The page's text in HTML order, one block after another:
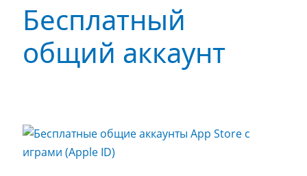
Бесплатный
общий аккаунт